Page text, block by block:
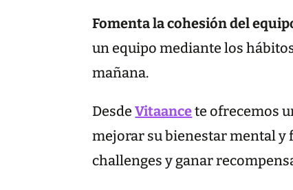
Fomenta la cohesión del
un equipo mediante los
mañana.
Desde Vitaancete ofrecemos
mejorar su bienestar mental y
challenges y ganar